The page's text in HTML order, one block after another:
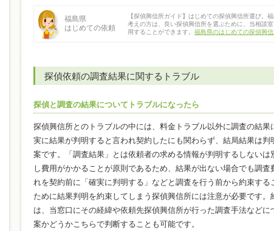
福島県
はじめての依頼
【探偵興信所ガイド】はじめての探偵興信所選び。
考えの方は、良い探偵興信所を選ぶために、当相談
用することができます。 福島県のはじめての探偵興
探偵依頼の調査結果に関するトラブル
探偵と調査の結果についてトラブルになったら
探偵興信所とのトラブルの中には、料金トラブル以外に調査の結
実に結果が判明すると言われ契約したにも関わらず、結局結果は
案です。「調査結果」とは依頼者の求める情報が判明するしない
し費用がかかることが原則であるため、結果が出ない場合でも調
れを契約前に「確実に判明する」などと調査を行う前から約束す
ために結果判明を約束してしまう探偵興信所には注意が必要です
は、当窓口にその経緯や依頼先探偵興信所が行った調査手法など
案かどうかこちらで判断することも可能です。